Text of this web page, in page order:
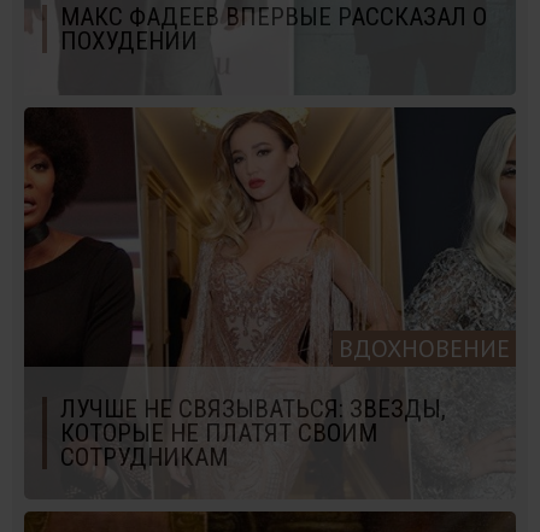
МАКС ФАДЕЕВ ВПЕРВЫЕ РАССКАЗАЛ О
ПОХУДЕНИИ
ВДОХНОВЕНИЕ
ЛУЧШЕ НЕ СВЯЗЫВАТЬСЯ: ЗВЕЗДЫ,
КОТОРЫЕ НЕ ПЛАТЯТ СВОИМ
СОТРУДНИКАМ